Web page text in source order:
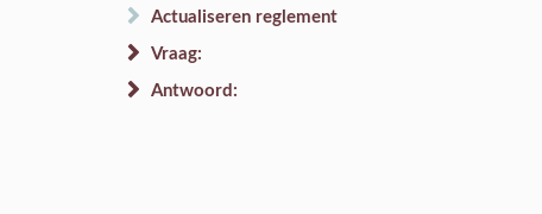
Actualiseren reglement
Vraag:
Antwoord: